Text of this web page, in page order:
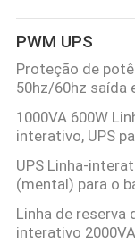
MAPA
DO
SITE
POLÍTICA
DE
PWM UPS
Proteção de
50hz/60hz saída
1000VA 600W
interativo, UPS
UPS Linha-
(mental) para o
Linha de reserva
interativo